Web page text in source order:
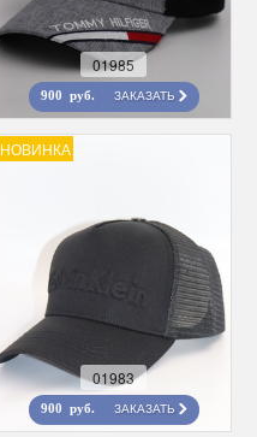
01985
900 руб. ЗАКАЗАТЬ
НОВИНКА
01983
900 руб. ЗАКАЗАТЬ